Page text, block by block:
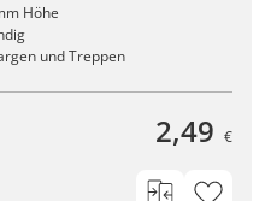
Höhe
und Treppen
2,49 €